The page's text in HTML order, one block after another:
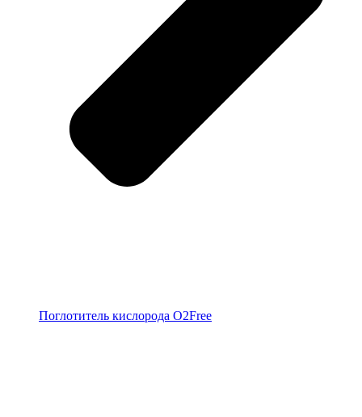
Поглотитель кислорода O2Free